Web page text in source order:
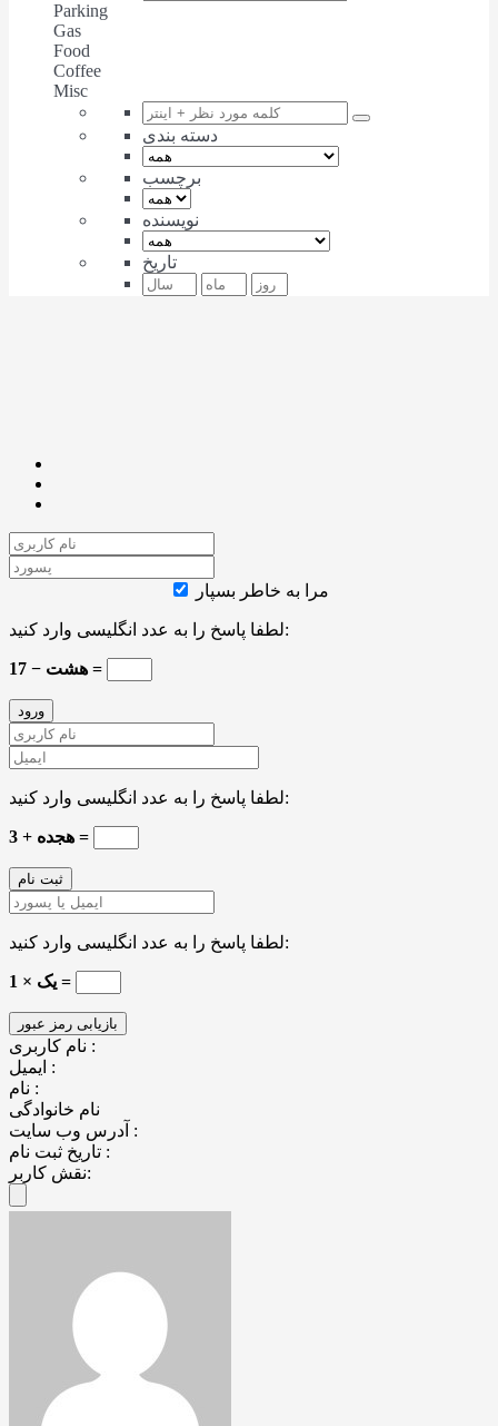
Parking
Gas
Food
Coffee
Misc
دسته بندی
برچسب
نویسنده
تاریخ
مرا به خاطر بسپار
لطفا پاسخ را به عدد انگلیسی وارد کنید:
17 − هشت =
لطفا پاسخ را به عدد انگلیسی وارد کنید:
هجده + 3 =
لطفا پاسخ را به عدد انگلیسی وارد کنید:
یک × 1 =
نام کاربری :
ایمیل :
نام :
نام خانوادگی
آدرس وب سایت :
تاریخ ثبت نام :
نقش کاربر: